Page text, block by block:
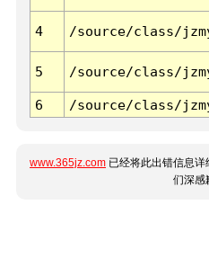
4 /source/class/
5 /source/class/
6 /source/class/
www.365jz.com 已经将此出错信息
们深感